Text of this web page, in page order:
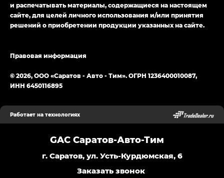
GAC Саратов-Авто-Тим
г. Саратов, ул. Усть-Курдюмская, 6
Заказать звонок
и распечатывать материалы, содержащиеся на настоящем
сайте, для целей личного использования и/или принятия
решений о приобретении продукции указанных на сайте.
© 2026, ООО «Саратов - Авто - Тим». ОГРН 1236400010087,
ИНН 6450116895
Правовая информация
Работает на технологиях